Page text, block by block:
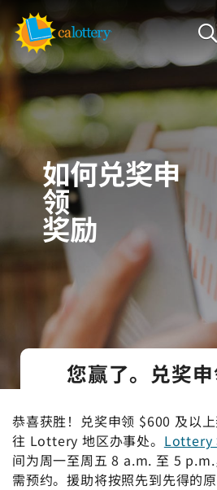
如何兑奖申
领
奖励
您赢了。兑奖申
恭喜获胜！兑奖申领 $600 及以
往 Lottery 地区办事处。 Lottery
间为周一至周五 8 a.m. 至 5
需预约。援助将按照先到先得的原